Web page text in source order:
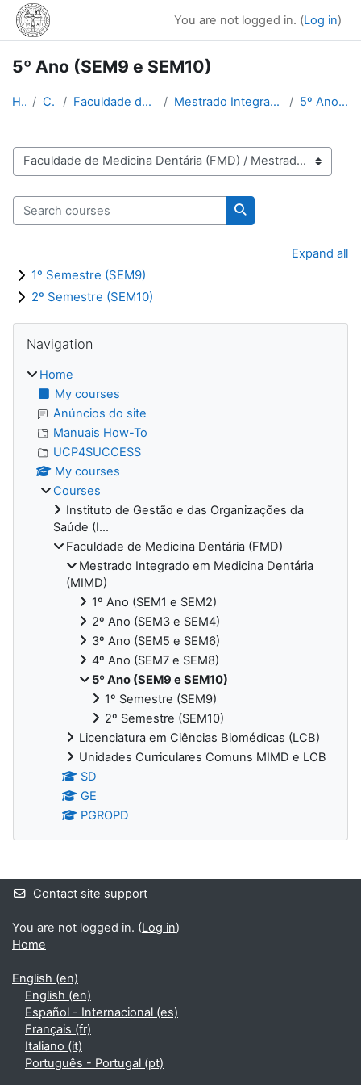
Skip to main content
You are not logged in. (Log in)
5º Ano (SEM9 e SEM10)
Home Courses Faculdade de Medicina Dentária (FMD) Mestrado Integrado em Medicina Dentária (MIMD) 5º Ano (SEM9 e SEM10)
Course categories
Search courses
Search courses
Expand all
1º Semestre (SEM9)
2º Semestre (SEM10)
Blocks
Navigation
Home
My courses
Anúncios do site
Manuais How-To
UCP4SUCCESS
My courses
Courses
Instituto de Gestão e das Organizações da
Saúde (I...
Faculdade de Medicina Dentária (FMD)
Mestrado Integrado em Medicina Dentária
(MIMD)
1º Ano (SEM1 e SEM2)
2º Ano (SEM3 e SEM4)
3º Ano (SEM5 e SEM6)
4º Ano (SEM7 e SEM8)
5º Ano (SEM9 e SEM10)
1º Semestre (SEM9)
2º Semestre (SEM10)
Licenciatura em Ciências Biomédicas (LCB)
Unidades Curriculares Comuns MIMD e LCB
SD
GE
PGROPD
Supplementary blocks
Contact site support
You are not logged in. (Log in)
Home
English ‎(en)‎
English ‎(en)‎
Español - Internacional ‎(es)‎
Français ‎(fr)‎
Italiano ‎(it)‎
Português - Portugal ‎(pt)‎